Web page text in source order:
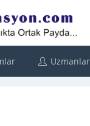
Uzmanlar